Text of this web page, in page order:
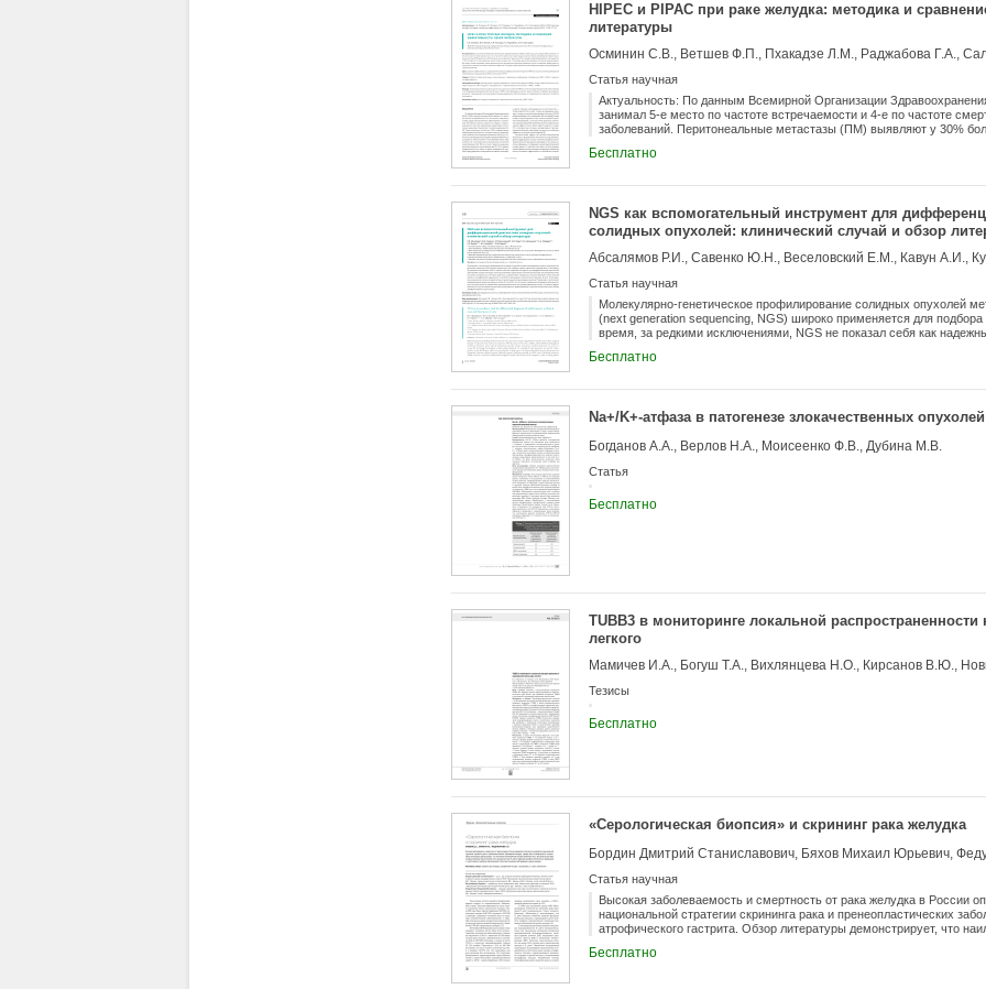
HIPEC и PIPAC при раке желудка: методика и
литературы
Осминин С.В., Ветшев Ф.П., Пхакадзе Л.М., Раджабова Г.А.,
Статья научная
Актуальность: По данным Всемирной Организации
занимал 5‑е место по частоте встречаемости и 4‑е по частоте
заболеваний. Перитонеальные метастазы (ПМ) выявляют у 30%
месяцев при использовании системной химиотерапии. Доставка
побочных эффектов. Сегодня в мире применяют разнообразные
внутрибрюшной химиотерапии под давлением (PIPAC) в лечении
отечественных и зарубежных публикаций, посвященных HIPEC и
Материалы и методы: Были изучены и проанализированы статьи в
Science по ключевым запросам: «рак желудка», «канцероматоз»,
предоперационной химиотерапии с последующим проведением
являются перспективными и требуют дальнейшего изучения с
рандомизированных проспективных исследований для оценки их
Бесплатно
NGS как вспомогательный инструмент для
солидных опухолей: клинический случай и обзор
Статья научная
Молекулярно-генетическое профилирование солидных опухолей
(next generation sequencing, NGS) широко применяется для
время, за редкими исключениями, NGS не показал себя как
выявление может послужить поводом для уточнения диагноза с
при раке легкого. В описываемом клиническом случае у пациентки
поводом для проведения дополнительных гистологических
профилирования в качестве вспомогательного метода
Бесплатно
Nа+/K+-атфаза в патогенезе злокачественных
Богданов А.А., Верлов Н.А., Моисеенко Ф.В., Дубина М.В.
Статья
Бесплатно
TUBB3 в мониторинге локальной распространенности
легкого
Тезисы
Бесплатно
«Серологическая биопсия» и скрининг рака желудка
Бордин Дмитрий Станиславович, Бяхов Михаил Юрьевич,
Статья научная
Высокая заболеваемость и смертность от рака желудка в России
национальной стратегии скрининга рака и пренеопластических
атрофического гастрита. Обзор литературы демонстрирует, что
маркеров атрофии пепсиногенов. Эрадикация H. pylori является
Бесплатно